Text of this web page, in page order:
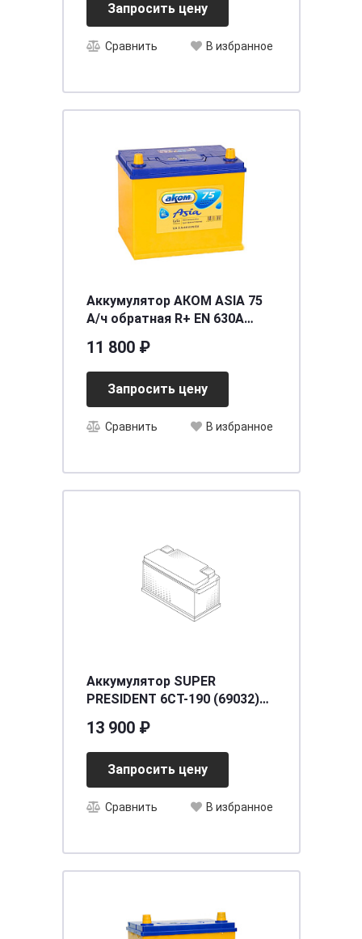
Запросить цену
Сравнить В избранное
Аккумулятор АКОМ ASIA 75
А/ч обратная R+ EN 630A
11 800 ₽
Запросить цену
Сравнить В избранное
Аккумулятор SUPER
PRESIDENT 6СТ-190 (69032)
[BC]
13 900 ₽
Запросить цену
Сравнить В избранное